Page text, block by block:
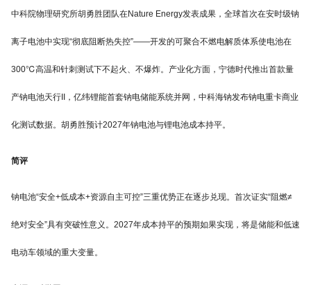
中科院物理研究所胡勇胜团队在Nature Energy发表成果，全球首次在安时级钠
离子电池中实现“彻底阻断热失控”——开发的可聚合不燃电解质体系使电池在
300℃高温和针刺测试下不起火、不爆炸。产业化方面，宁德时代推出首款量
产钠电池天行II，亿纬锂能首套钠电储能系统并网，中科海钠发布钠电重卡商业
化测试数据。胡勇胜预计2027年钠电池与锂电池成本持平。
简评
钠电池“安全+低成本+资源自主可控”三重优势正在逐步兑现。首次证实“阻燃≠
绝对安全”具有突破性意义。2027年成本持平的预期如果实现，将是储能和低速
电动车领域的重大变量。